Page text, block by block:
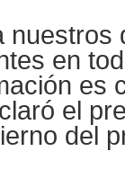
nuestros
en
es
el
del